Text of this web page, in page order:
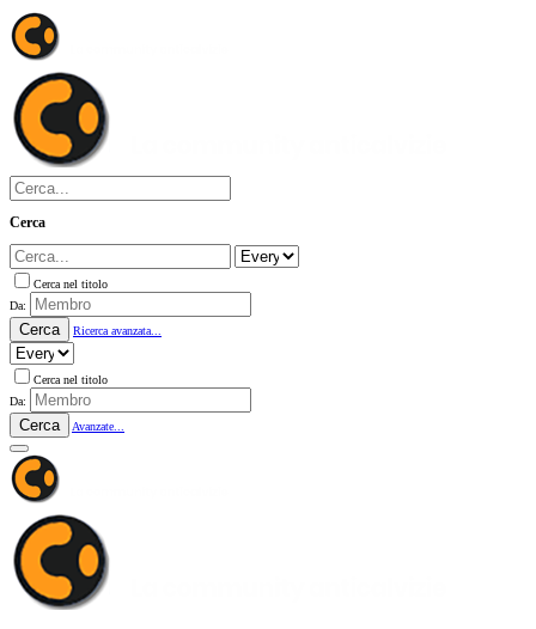
Cerca
Cerca nel titolo
Da:
Cerca Ricerca avanzata...
Cerca nel titolo
Da:
Cerca Avanzate...